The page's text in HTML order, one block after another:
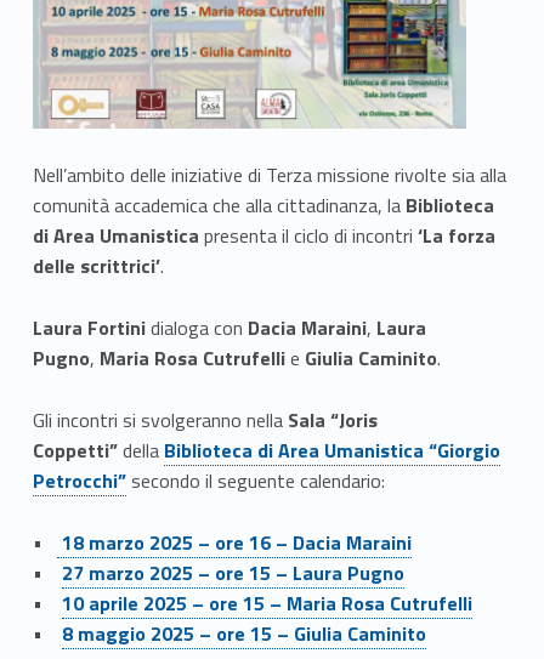
Nell’ambito delle iniziative di Terza missione rivolte sia alla
comunità accademica che alla cittadinanza, la Biblioteca
di Area Umanistica presenta il ciclo di incontri ‘La forza
delle scrittrici’.
Laura Fortinidialoga con Dacia Maraini, Laura
Pugno, Maria Rosa Cutrufellie Giulia Caminito.
Gli incontri si svolgeranno nella Sala “Joris
Coppetti”della Link identifier #identifier__82937-1
Biblioteca di Area Umanistica “Giorgio
Petrocchi”secondo il seguente calendario:
•
18 marzo 2025 – ore 16 – Dacia Maraini
• 27 marzo 2025 – ore 15 – Laura Pugno
• 10 aprile 2025 – ore 15 – Maria Rosa Cutrufelli
• 8 maggio 2025 – ore 15 – Giulia Caminito